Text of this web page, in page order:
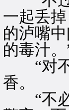
一起丢
的泸嘴
的毒汁
“对不
香。
“不必